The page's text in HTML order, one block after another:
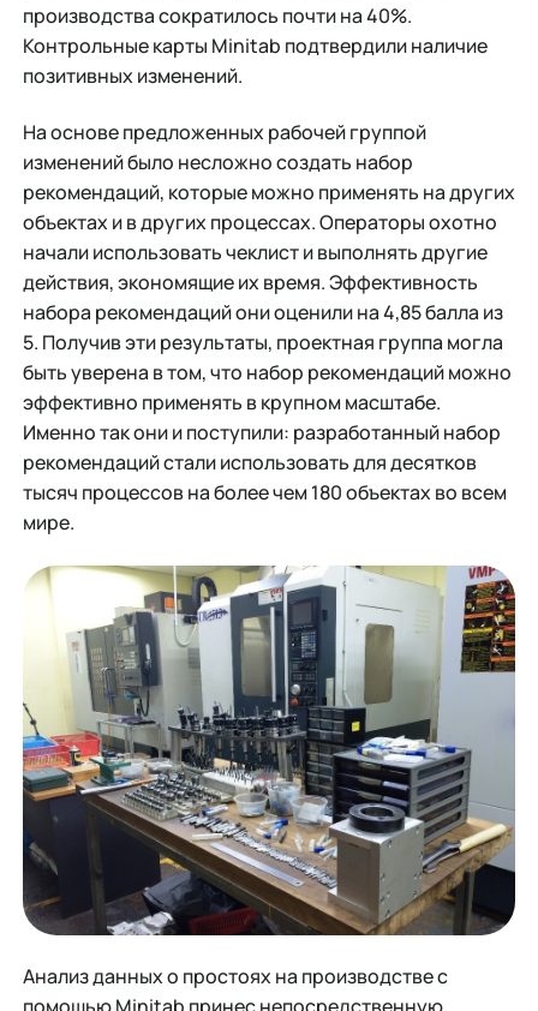
производства сократилось почти на 40%.
Контрольные карты Minitab подтвердили наличие
позитивных изменений.
На основе предложенных рабочей группой
изменений было несложно создать набор
рекомендаций, которые можно применять на других
объектах и в других процессах. Операторы охотно
начали использовать чеклист и выполнять другие
действия, экономящие их время. Эффективность
набора рекомендаций они оценили на 4,85 балла из
5. Получив эти результаты, проектная группа могла
быть уверена в том, что набор рекомендаций можно
эффективно применять в крупном масштабе.
Именно так они и поступили: разработанный набор
рекомендаций стали использовать для десятков
тысяч процессов на более чем 180 объектах во всем
мире.
Анализ данных о простоях на производстве с